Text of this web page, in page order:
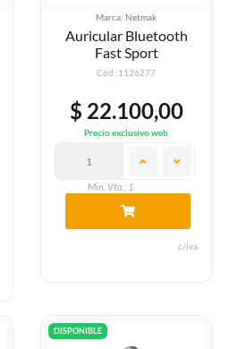
Marca: Netmak
Auricular Bluetooth
Fast Sport
Cód: 1126277
$ 22.100,00
Precio exclusivo web
Min. Vta.: 1
c/iva
DISPONIBLE